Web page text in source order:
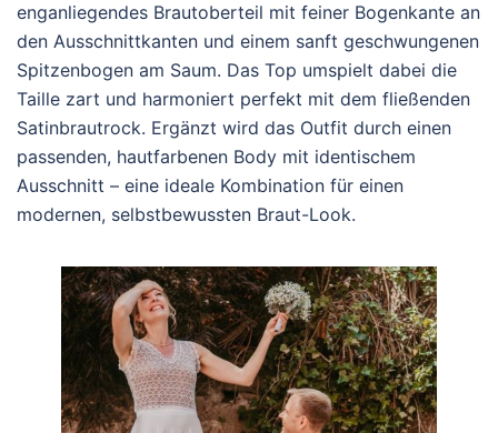
enganliegendes Brautoberteil mit feiner Bogenkante an
den Ausschnittkanten und einem sanft geschwungenen
Spitzenbogen am Saum. Das Top umspielt dabei die
Taille zart und harmoniert perfekt mit dem fließenden
Satinbrautrock. Ergänzt wird das Outfit durch einen
passenden, hautfarbenen Body mit identischem
Ausschnitt – eine ideale Kombination für einen
modernen, selbstbewussten Braut-Look.